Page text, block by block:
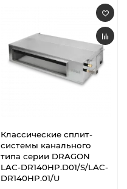
Классические сплит-
системы канального
типа серии DRAGON
LAC-DR140HP.D01/S/LAC-
DR140HP.01/U